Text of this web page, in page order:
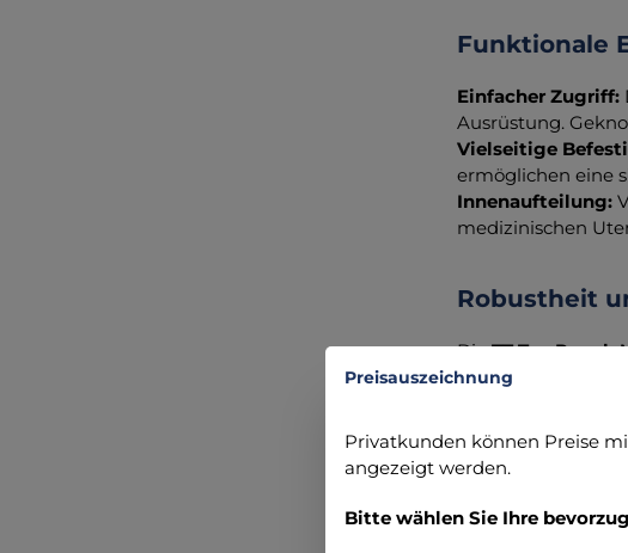
Funktionale
Einfacher Zugriff:
Ausrüstung.
Vielseitige
ermöglichen eine
Innenaufteilung:
medizinischen
Robustheit
DieTT Tac Pouch
Herausziehen und
Bleiben Sie
Preisauszeichnung
Privatkunden können Preise
angezeigt werden.
Bitte wählen Sie Ihre